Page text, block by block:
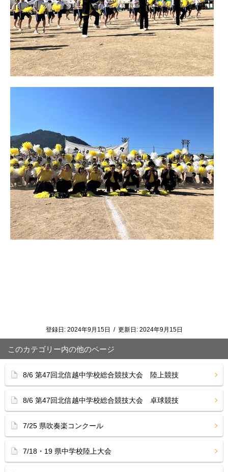
登録日: 2024年9月15日 / 更新日: 2024年9月15日
このカテゴリー内の他のページ
8/6 第47回北信越中学校総合競技大会 陸上競技
8/6 第47回北信越中学校総合競技大会 卓球競技
7/25 県吹奏楽コンクール
7/18・19 県中学校陸上大会